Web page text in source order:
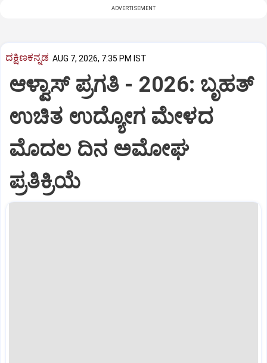
ADVERTISEMENT
ದಕ್ಷಿಣಕನ್ನಡ AUG 7, 2026, 7:35 PM IST
ಆಳ್ವಾಸ್‌ ಪ್ರಗತಿ - 2026: ಬೃಹತ್
ಉಚಿತ ಉದ್ಯೋಗ ಮೇಳದ
ಮೊದಲ ದಿನ ಅಮೋಘ
ಪ್ರತಿಕ್ರಿಯೆ